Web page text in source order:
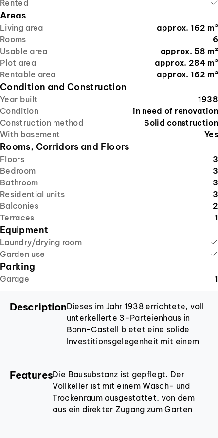
Rented
Areas
Living area approx. 162 m²
Rooms
6
Usable area
approx. 58 m²
Plot area
approx. 284 m²
Rentable area
approx. 162 m²
Condition and Construction
Year built
1938
Condition
in need of renovation
Construction method
Solid construction
With basement
Yes
Rooms, Corridors and Floors
Floors
3
Bedroom
3
Bathroom
3
Residential units
3
Balconies
2
Terraces
1
Equipment
Laundry/drying room
Garden use
Parking
Garage 1
DescriptionDieses im Jahr 1938 errichtete, voll
unterkellerte 3-Parteienhaus in
Bonn-Castell bietet eine solide
Investitionsgelegenheit mit einem
großen Grundstück verteilt sich die
Gesamtwohnfläche auf drei
Wohneinheiten: zwei 2-Zimmer-
Wohnungen im Erd- und
FeaturesDie Bausubstanz ist gepflegt. Der
Vollkeller ist mit einem Wasch- und
Trockenraum ausgestattet, von dem
aus ein direkter Zugang zum Garten